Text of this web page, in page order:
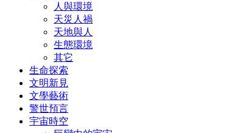
人與環境
天災人禍
天地與人
生態環境
其它
生命探索
文明新見
文學藝術
警世預言
宇宙時空